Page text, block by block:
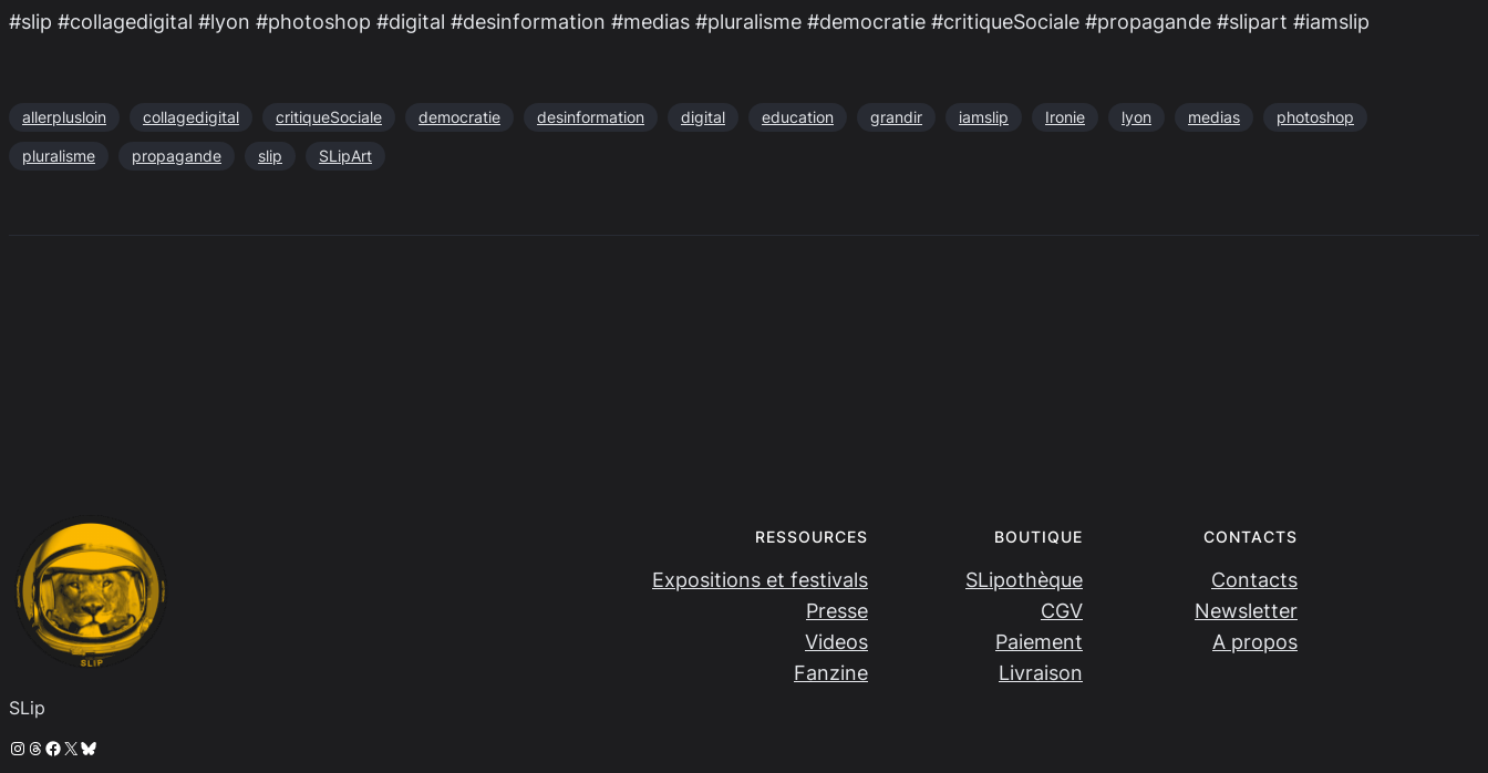
#slip #collagedigital #lyon #photoshop #digital #desinformation #medias #pluralisme #democratie #critiqueSociale #propagande #slipart #iamslip
allerplusloin collagedigital critiqueSociale democratie desinformation digital education grandir iamslip Ironie lyon medias photoshop
pluralisme propagande slip SLipArt
SLip
Instagram
Threads
Facebook
X Bluesky
RESSOURCES
Expositions et festivals
Presse
Videos
Fanzine
BOUTIQUE
SLipothèque
CGV
Paiement
Livraison
CONTACTS
Contacts
Newsletter
A propos